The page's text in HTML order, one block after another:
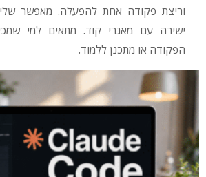
וריצת פקודה אחת להפעלה. מאפשר
ישירה עם מאגרי קוד. מתאים למי
הפקודה או מתכנן ללמוד.